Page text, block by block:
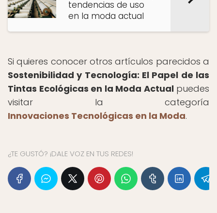
tendencias de uso
en la moda actual
Si quieres conocer otros artículos parecidos a
Sostenibilidad y Tecnología: El Papel de las
Tintas Ecológicas en la Moda Actualpuedes
visitar la categoría
Innovaciones Tecnológicas en la Moda.
¿TE GUSTÓ? ¡DALE VOZ EN TUS REDES!